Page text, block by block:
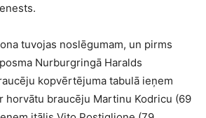
tuvojas noslēgumam, un pirms
Nurburgringā Haralds
kopvērtējuma tabulā ieņem
horvātu braucēju Martinu Kodricu (69